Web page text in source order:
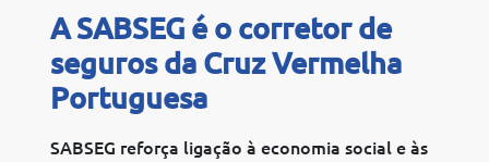
A SABSEG é o corretor de
seguros da Cruz Vermelha
Portuguesa
SABSEG reforça ligação à economia social e às